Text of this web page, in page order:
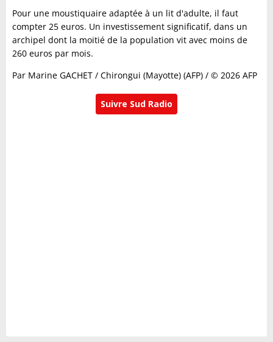
Pour une moustiquaire adaptée à un lit d'adulte, il faut
compter 25 euros. Un investissement significatif, dans un
archipel dont la moitié de la population vit avec moins de
260 euros par mois.
Par Marine GACHET / Chirongui (Mayotte) (AFP) / © 2026 AFP
Suivre Sud Radio